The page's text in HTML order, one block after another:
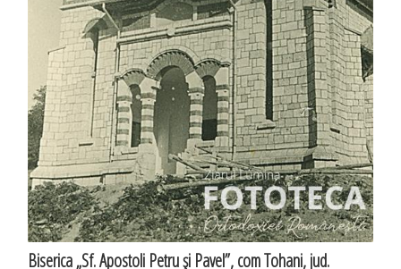
Biserica „Sf. Apostoli Petru şi Pavel”, com Tohani, jud.